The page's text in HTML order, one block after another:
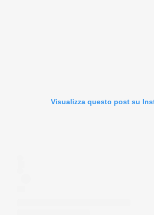
Visualizza questo post su